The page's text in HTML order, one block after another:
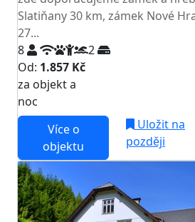
Slatiňany 30 km, zámek Nové
27...
8
2
Od: 1.857 Kč
za objekt a
noc
Více o
objektu
Uložit na
později